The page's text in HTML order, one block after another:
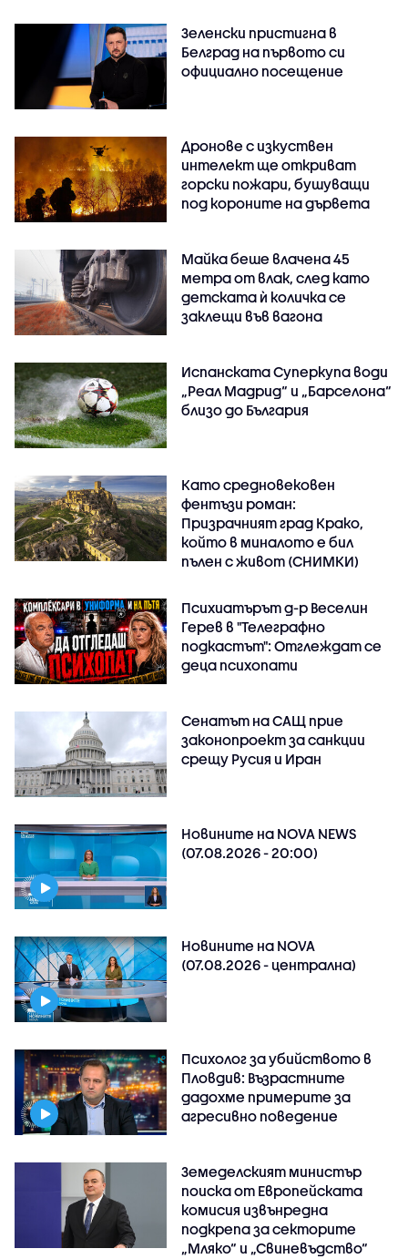
Зеленски пристигна в
Белград на първото си
официално посещение
Дронове с изкуствен
интелект ще откриват
горски пожари, бушуващи
под короните на дървета
Майка беше влачена 45
метра от влак, след като
детската ѝ количка се
заклещи във вагона
Испанската Суперкупа води
„Реал Мадрид“ и „Барселона“
близо до България
Като средновековен
фентъзи роман:
Призрачният град Крако,
който в миналото е бил
пълен с живот (СНИМКИ)
Психиатърът д-р Веселин
Герев в "Телеграфно
подкастът": Отглеждат се
деца психопати
Сенатът на САЩ прие
законопроект за санкции
срещу Русия и Иран
Новините на NOVA NEWS
(07.08.2026 - 20:00)
Новините на NOVA
(07.08.2026 - централна)
Психолог за убийството в
Пловдив: Възрастните
дадохме примерите за
агресивно поведение
Земеделският министър
поиска от Европейската
комисия извънредна
подкрепа за секторите
„Мляко“ и „Свиневъдство“